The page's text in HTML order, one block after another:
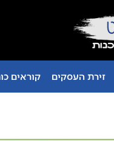
זירת העסקים קוראים